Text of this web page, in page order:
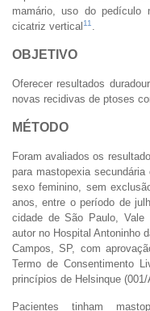
mamário, uso do pedículo
cicatriz vertical 11
OBJETIVO
Oferecer resultados
novas recidivas de ptoses
MÉTODO
Foram avaliados os
para mastopexia
sexo feminino, sem
anos, entre o período de
cidade de São Paulo,
autor no Hospital Antoninho
Campos, SP, com
Termo de Consentimento
princípios de Helsinque (001/
Pacientes tinham